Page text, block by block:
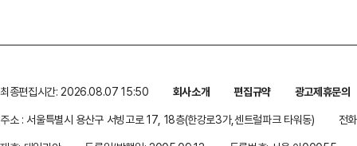
최종편집시간: 2026.08.07 15:50 회사소개 편집규약
광고제휴문의
주소 : 서울특별시 용산구 서빙고로 17, 18층(한강로3가,센트럴파크 타워동)
전